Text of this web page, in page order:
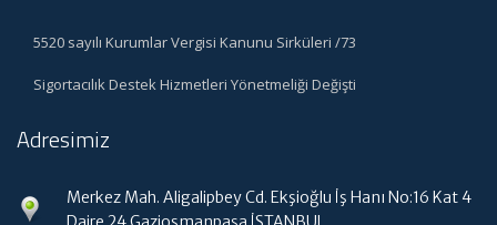
5520 sayılı Kurumlar Vergisi Kanunu Sirküleri /73
Sigortacılık Destek Hizmetleri Yönetmeliği Değişti
Adresimiz
Merkez Mah. Aligalipbey Cd. Ekşioğlu İş Hanı No:16 Kat 4